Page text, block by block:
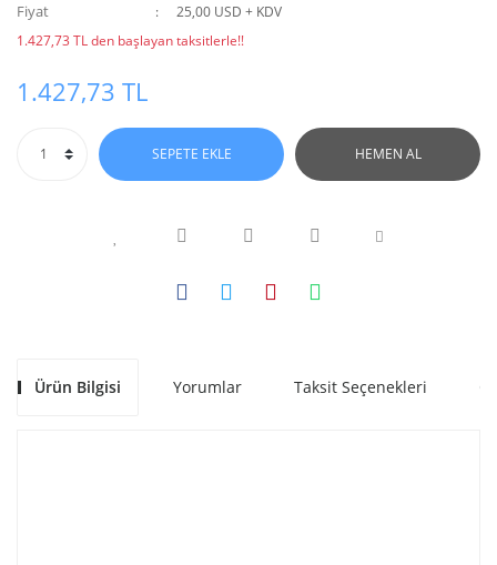
Fiyat
25,00 USD + KDV
1.427,73 TL den başlayan taksitlerle!!
1.427,73 TL
SEPETE EKLE HEMEN AL
Ürün Bilgisi Yorumlar Taksit Seçenekleri